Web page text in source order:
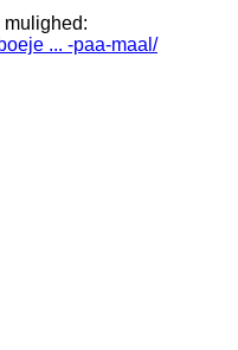
... -paa-maal/